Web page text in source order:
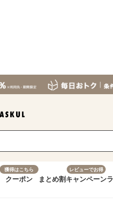
獲得はこちら
クーポン まとめ割
レビューでお得
キャンペーン